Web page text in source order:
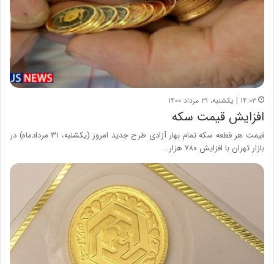
۱۴:۰۳ | یکشنبه، ۳۱ مرداد ۱۴۰۰
افزایش قیمت سکه
قیمت هر قطعه سکه تمام بهار آزادی طرح جدید امروز (یکشنبه، ۳۱ مردادماه) در
بازار تهران با افزایش ۷۸۰ هزار…